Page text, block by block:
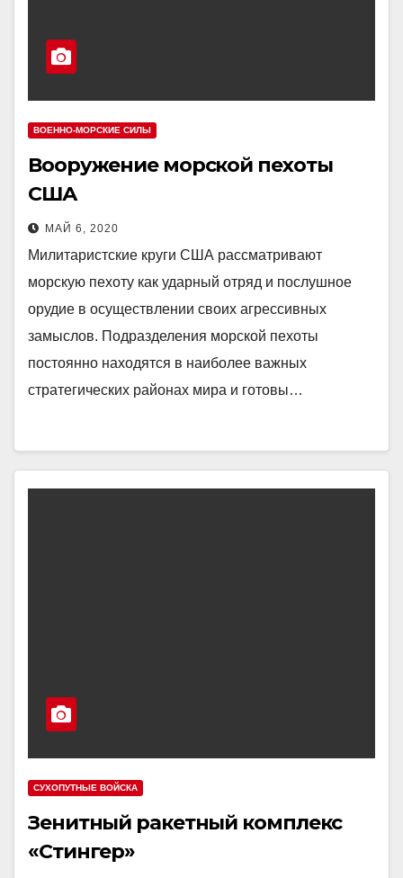
ВОЕННО-МОРСКИЕ СИЛЫ
Вооружение морской пехоты
США
МАЙ 6, 2020
Милитаристские круги США рассматривают
морскую пехоту как ударный отряд и послушное
орудие в осуществлении своих агрессивных
замыслов. Подразделения морской пехоты
постоянно находятся в наиболее важных
стратегических районах мира и готовы…
СУХОПУТНЫЕ ВОЙСКА
Зенитный ракетный комплекс
«Стингер»